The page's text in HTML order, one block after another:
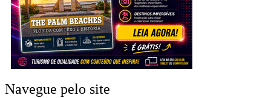
Navegue pelo site